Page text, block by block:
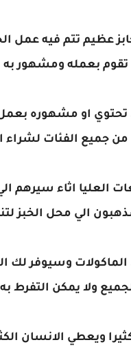
عظيم تتم فيه عمل
تقوم بعمله ومشهور به
تحتوي او مشهوره
من جميع الفئات لشراء
العليا اثاء سيرهم
الي محل الخبز
وسيوفر لك
ولا يمكن التفرط به
ويعطي الانسان